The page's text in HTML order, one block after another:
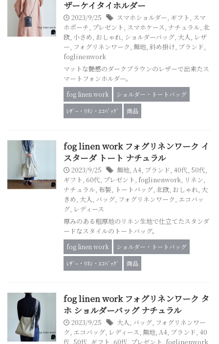
ザーケイタイホルダー
2023/9/25 スマホショルダー, ギフト, スマ
ホポーチ, プレゼント, スマホケース, ナチュラル, 北
欧, 小さめ, おしゃれ, ショルダーバッグ, 大人, レザ
ー, フォグリネンワーク, 無地, 斜め掛け, ブランド,
foglinenwork
マットな艶感のダークブラウンのレザーで出来たス
マートフォンホルダー。
fog linen work
ショルダー・トートバッグ
ﾚｻﾞｰ・ﾘﾈﾝ・ｴｺﾊﾞｯｸﾞ
商品
fog linen work フォグリネンワーク イ
スターダ トート ナチュラル
2023/9/25 無地, A4, ブランド, 40代, 50代,
ギフト, 60代, プレゼント, foglinenwork, リネン,
ナチュラル, 布製, トートバッグ, 北欧, おしゃれ, 大
きめ, 大人, バッグ, フォグリネンワーク, エコバッ
グ, レディース
厚みのある粗厚地のリネン生地で仕立てたスタンダ
ードなスタイルのトートバッグ。
fog linen work
ショルダー・トートバッグ
ﾚｻﾞｰ・ﾘﾈﾝ・ｴｺﾊﾞｯｸﾞ
商品
fog linen work フォグリネンワーク タ
ホ ショルダーバッグ ナチュラル
2023/9/25 大人, バッグ, フォグリネンワー
ク, エコバッグ, レディース, 無地, A4, ブランド, 40
代, 50代, ギフト, 60代, プレゼント, foglinenwork,